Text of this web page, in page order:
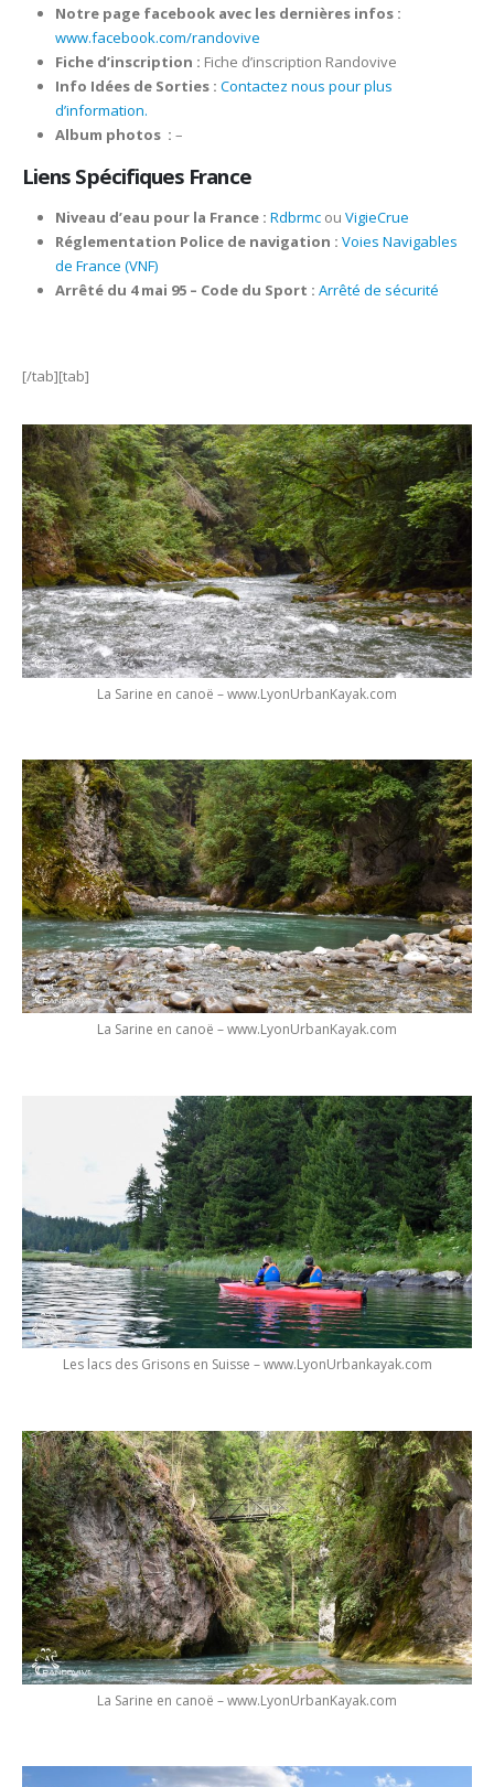
Notre page facebook avec les dernières infos :
www.facebook.com/randovive
Fiche d’inscription : Fiche d’inscription Randovive
Info Idées de Sorties : Contactez nous pour plus
d’information.
Album photos : –
Liens Spécifiques France
Niveau d’eau pour la France : Rdbrmcou VigieCrue
Réglementation Police de navigation : Voies Navigables
de France (VNF)
Arrêté du 4 mai 95 – Code du Sport : Arrêté de sécurité
[/tab][tab]
La Sarine en canoë – www.LyonUrbanKayak.com
La Sarine en canoë – www.LyonUrbanKayak.com
Les lacs des Grisons en Suisse – www.LyonUrbankayak.com
La Sarine en canoë – www.LyonUrbanKayak.com